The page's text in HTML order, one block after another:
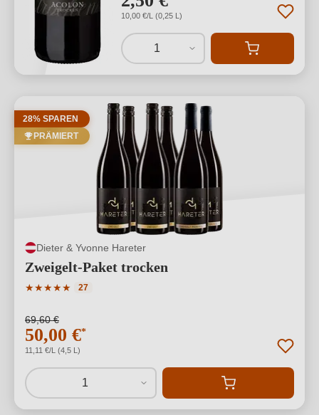
10,00 €/L (0,25 L)
1
28% SPAREN
PRÄMIERT
Dieter & Yvonne Hareter
Zweigelt-Paket trocken
★★★★★
Durchschnittliche Bewertung von 5 von 5 Sternen
27
69,60 €
50,00 €*
11,11 €/L (4,5 L)
1